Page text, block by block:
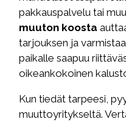
pakkauspalvelu tai
muuton koosta
tarjouksen ja
paikalle saapuu
oikeankokoinen
Kun tiedät tarpeesi,
muuttoyritykseltä.